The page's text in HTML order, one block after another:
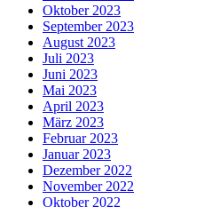
Oktober 2023
September 2023
August 2023
Juli 2023
Juni 2023
Mai 2023
April 2023
März 2023
Februar 2023
Januar 2023
Dezember 2022
November 2022
Oktober 2022